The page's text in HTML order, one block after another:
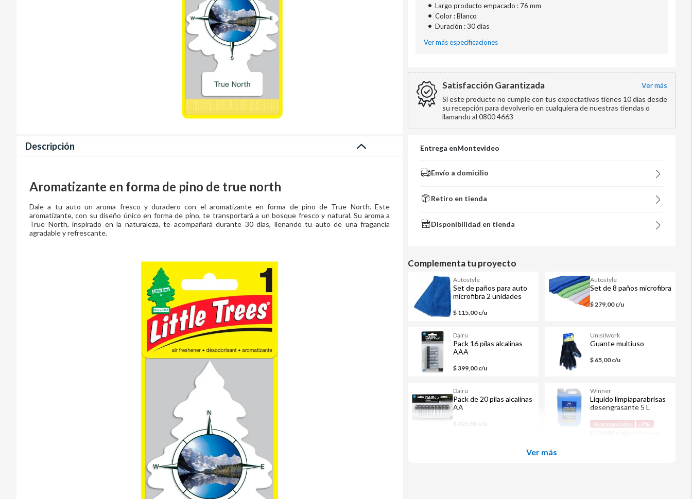
Descripción
Aromatizante en forma de pino de true north
Dale a tu auto un aroma fresco y duradero con el aromatizante en forma de pino de True North. Este
aromatizante, con su diseño único en forma de pino, te transportará a un bosque fresco y natural. Su aroma a
True North, inspirado en la naturaleza, te acompañará durante 30 días, llenando tu auto de una fragancia
agradable y refrescante.
• Largo producto empacado : 76 mm
• Color : Blanco
• Duración : 30 días
Ver más especificaciones
Satisfacción Garantizada
ver más
Si este producto no cumple con tus expectativas tienes 10 días desde
su recepción para devolverlo en cualquiera de nuestras tiendas o
llamando al 0800 4663
Entrega enMontevideo
Envío a domicilio
Retiro en tienda
Disponibilidad en tienda
Complementa tu proyecto
Autostyle
Set de paños para auto
microfibra 2 unidades
$ 115,00 c/u
Autostyle
Set de 8 paños microfibra
$ 279,00 c/u
Dairu
Pack 16 pilas alcalinas
AAA
$ 399,00 c/u
Unisilwork
Guante multiuso
$ 65,00 c/u
Dairu
Pack de 20 pilas alcalinas
AA
$ 425,00 c/u
Winner
Liquido limpiaparabrisas
desengrasante 5 L
Aún mas bajo
-7%
Ver más